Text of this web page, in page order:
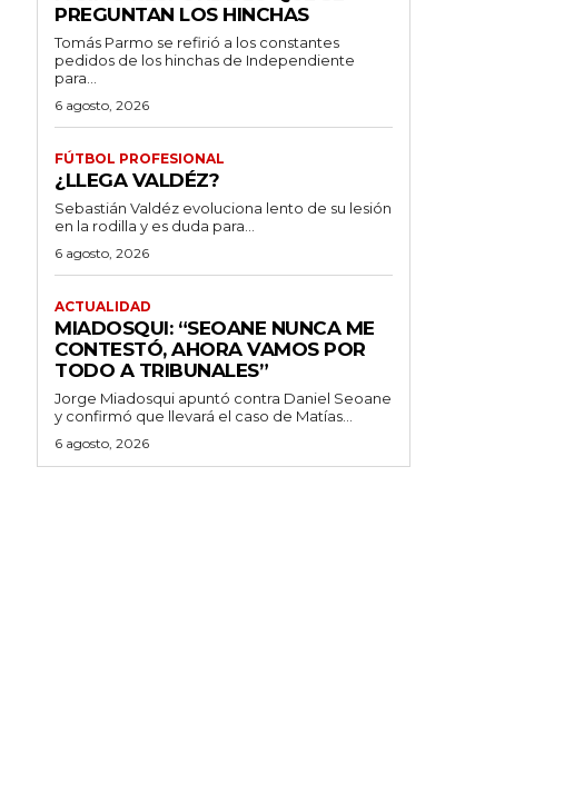
PREGUNTAN LOS HINCHAS
Tomás Parmo se refirió a los constantes
pedidos de los hinchas de Independiente
para...
6 agosto, 2026
FÚTBOL PROFESIONAL
¿LLEGA VALDÉZ?
Sebastián Valdéz evoluciona lento de su lesión
en la rodilla y es duda para...
6 agosto, 2026
ACTUALIDAD
MIADOSQUI: “SEOANE NUNCA ME
CONTESTÓ, AHORA VAMOS POR
TODO A TRIBUNALES”
Jorge Miadosqui apuntó contra Daniel Seoane
y confirmó que llevará el caso de Matías...
6 agosto, 2026